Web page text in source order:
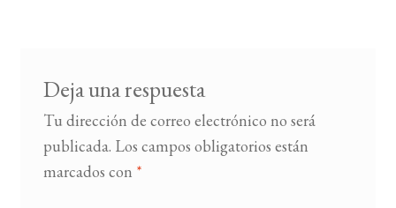
Deja una respuesta
Tu dirección de correo electrónico no será
publicada. Los campos obligatorios están
marcados con *